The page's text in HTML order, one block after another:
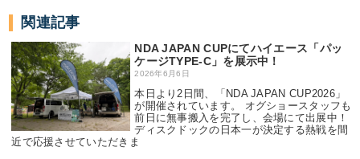
関連記事
NDA JAPAN CUPにてハイエース「パッ
ケージTYPE-C」を展示中！
2026年6月6日
本日より2日間、「NDA JAPAN CUP2026」
が開催されています。 オグショースタッフも
前日に無事搬入を完了し、会場にて出展中！
ディスクドックの日本一が決定する熱戦を間
近で応援させていただきま